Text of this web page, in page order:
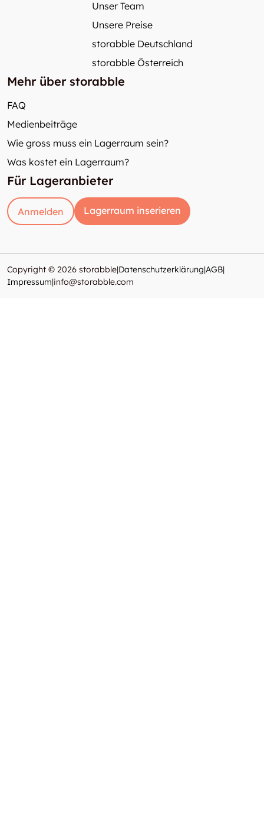
Unser Team
Unsere Preise
storabble Deutschland
storabble Österreich
Mehr über storabble
FAQ
Medienbeiträge
Wie gross muss ein Lagerraum sein?
Was kostet ein Lagerraum?
Für Lageranbieter
Anmelden Lagerraum inserieren
Copyright © 2026 storabble|Datenschutzerklärung|AGB|
Impressum|info@storabble.com